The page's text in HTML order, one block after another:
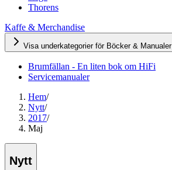
Thorens
Kaffe & Merchandise
Visa underkategorier för Böcker & Manualer
Brumfällan - En liten bok om HiFi
Servicemanualer
Hem/
Nytt/
2017/
Maj
Nytt